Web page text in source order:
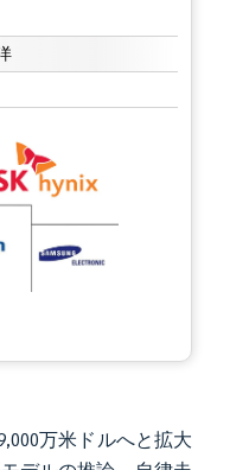
示が必要です。
万米ドルへと拡大